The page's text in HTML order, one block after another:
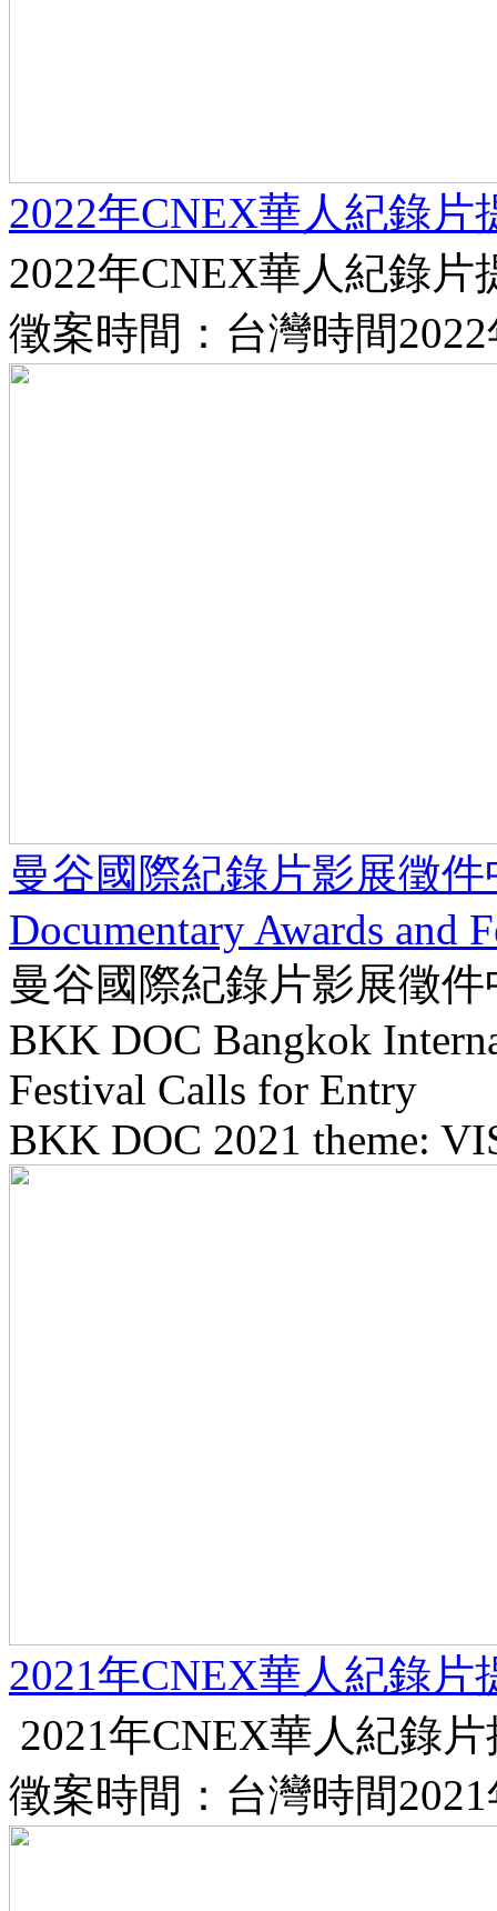
2022年CNEX華人紀錄片
2022年CNEX華人紀錄片
徵案時間：台灣時間
曼谷國際紀錄片影展徵件
Documentary Awards and
曼谷國際紀錄片影展徵
BKK DOC Bangkok
Festival Calls for Entry
BKK DOC 2021 theme:
2021年CNEX華人紀錄片
2021年CNEX華人紀錄
徵案時間：台灣時間